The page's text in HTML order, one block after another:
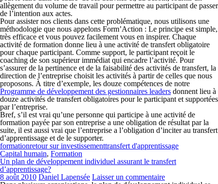
allègement du volume de travail pour permettre au participant de passer
de l’intention aux actes.
Pour assister nos clients dans cette problématique, nous utilisons une
méthodologie que nous appelons Form’Action : Le principe est simple,
très efficace et vous pouvez facilement vous en inspirer. Chaque
activité de formation donne lieu à une activité de transfert obligatoire
pour chaque participant. Comme support, le participant reçoit le
coaching de son supérieur immédiat qui encadre l’activité. Pour
s’assurer de la pertinence et de la faisabilité des activités de transfert, la
direction de l’entreprise choisit les activités à partir de celles que nous
proposons. À titre d’exemple, les douze compétences de notre
Programme de développement des gestionnaires leaders donnent lieu à
douze activités de transfert obligatoires pour le participant et supportées
par l’entreprise.
Bref, s’il est vrai qu’une personne qui participe à une activité de
formation payée par son entreprise a une obligation de résultat par la
suite, il est aussi vrai que l’entreprise a l’obligation d’inciter au transfert
d’apprentissage et de le supporter.
formationretour sur investissementtransfert d'apprentissage
Capital humain, Formation
Un plan de développement individuel assurant le transfert
d’apprentissage?
8 août 2010 Daniel Lapensée Laisser un commentaire